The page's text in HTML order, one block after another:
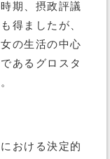
期、摂政評議
得ましたが、
の生活の中心
あるグロスタ
おける決定的